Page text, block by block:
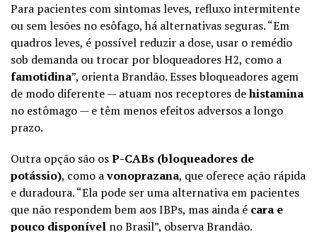
Para pacientes com sintomas leves, refluxo intermitente
ou sem lesões no esôfago, há alternativas seguras. “Em
quadros leves, é possível reduzir a dose, usar o remédio
sob demanda ou trocar por bloqueadores H2, como a
famotidina”, orienta Brandão. Esses bloqueadores agem
de modo diferente — atuam nos receptores dehistamina
no estômago — e têm menos efeitos adversos a longo
prazo.
Outra opção são osP-CABs (bloqueadores de
potássio), como avonoprazana, que oferece ação rápida
e duradoura. “Ela pode ser uma alternativa em pacientes
que não respondem bem aos IBPs, mas ainda é cara e
pouco disponível no Brasil”, observa Brandão.